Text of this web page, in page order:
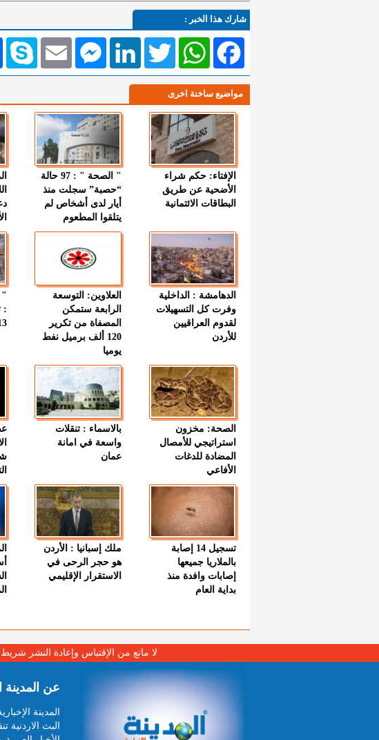
شارك هذا الخبر :
Skype EmailMessengerLinkedIn TwitterWhatsAppFacebook
مواضيع ساخنة اخرى
الإفتاء: حكم شراء
الأضحية عن طريق
البطاقات الائتمانية
" الصحة " : 97 حالة
“حصبة” سجلت منذ
أيار لدى أشخاص لم
يتلقوا المطعوم
الدهامشة : الداخلية
وفرت كل التسهيلات
لقدوم العراقيين
للأردن
العلاوين: التوسعة
الرابعة ستمكن
المصفاة من تكرير
120 ألف برميل نفط
يوميا
"
:
13 مليون
الصحة: مخزون
استراتيجي للأمصال
المضادة للدغات
الأفاعي
بالاسماء : تنقلات
واسعة في امانة
عمان
تسجيل 14 إصابة
بالملاريا جميعها
إصابات وافدة منذ
بداية العام
ملك إسبانيا : الأردن
هو حجر الرحى في
الاستقرار الإقليمي
لا مانع من الإقتباس وإعادة النشر
عن المدينة
المدينة
البث الاردنية